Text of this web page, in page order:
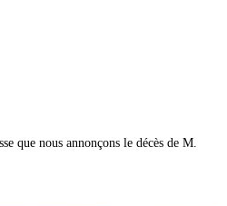
que nous annonçons le décès de M.